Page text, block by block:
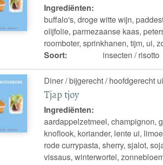
Ingrediënten:
buffalo's, droge witte wijn,
olijfolie, parmezaanse kaas,
roomboter, sprinkhanen, tijm, ui,
Soort:
insecten / risotto
Diner / bijgerecht / hoofdgerecht
Tjap tjoy
Ingrediënten:
aardappelzetmeel, champignon,
knoflook, koriander, lente ui,
rode currypasta, sherry, sjalot,
vissaus, winterwortel,